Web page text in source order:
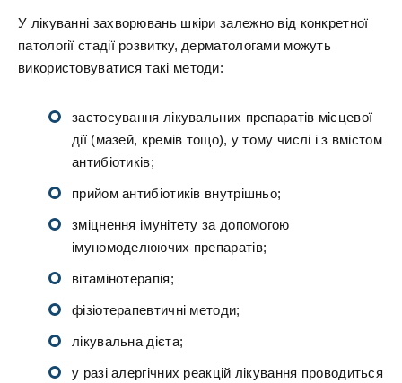
У лікуванні захворювань шкіри залежно від конкретної
патології стадії розвитку, дерматологами можуть
використовуватися такі методи:
застосування лікувальних препаратів місцевої
дії (мазей, кремів тощо), у тому числі і з вмістом
антибіотиків;
прийом антибіотиків внутрішньо;
зміцнення імунітету за допомогою
імуномоделюючих препаратів;
вітамінотерапія;
фізіотерапевтичні методи;
лікувальна дієта;
у разі алергічних реакцій лікування проводиться